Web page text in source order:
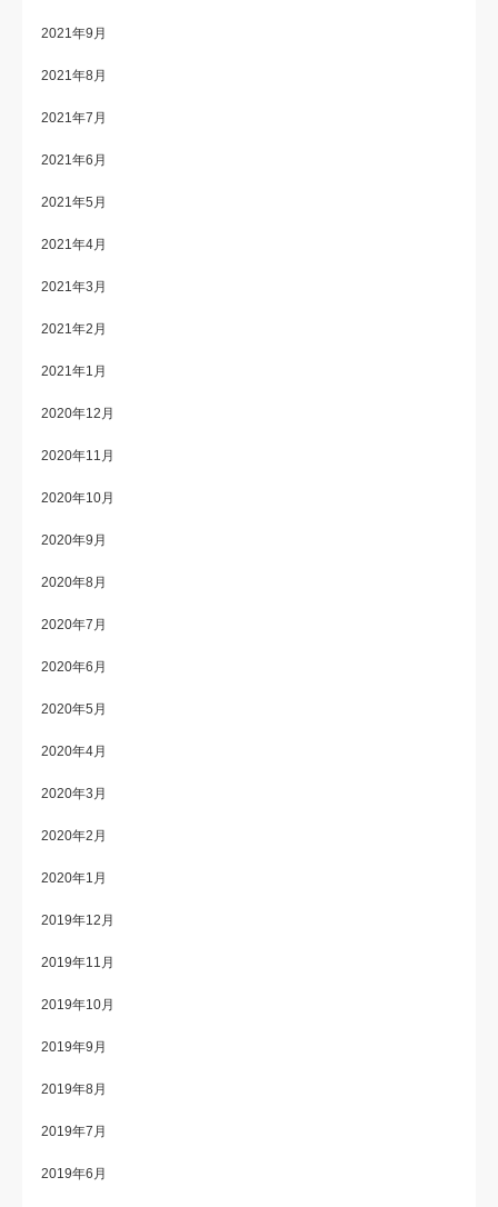
2021年9月
2021年8月
2021年7月
2021年6月
2021年5月
2021年4月
2021年3月
2021年2月
2021年1月
2020年12月
2020年11月
2020年10月
2020年9月
2020年8月
2020年7月
2020年6月
2020年5月
2020年4月
2020年3月
2020年2月
2020年1月
2019年12月
2019年11月
2019年10月
2019年9月
2019年8月
2019年7月
2019年6月